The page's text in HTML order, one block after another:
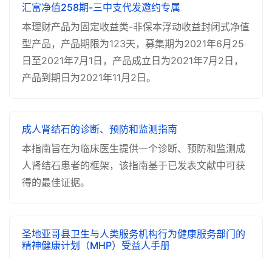
汇富净值258期-三中支代发邀约专属
本理财产品为固定收益类-非保本浮动收益封闭式净值
型产品，产品期限为123天，募集期为2021年6月25
日至2021年7月1日，产品成立日为2021年7月2日，
产品到期日为2021年11月2日。
成人肾结石的诊断、预防和监测指南
本指南旨在为临床医生提供一个诊断、预防和监测成
人肾结石患者的框架，该指南基于已发表文献中可获
得的最佳证据。
圣地亚哥县卫生与人类服务机构行为健康服务部门的
精神健康计划（MHP）受益人手册